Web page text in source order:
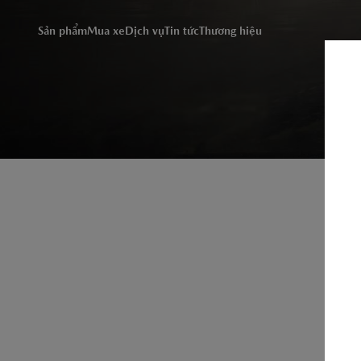
truy cập trang web này,
Sản phẩmMua xeDịch vụ Tin tức Thương hiệu